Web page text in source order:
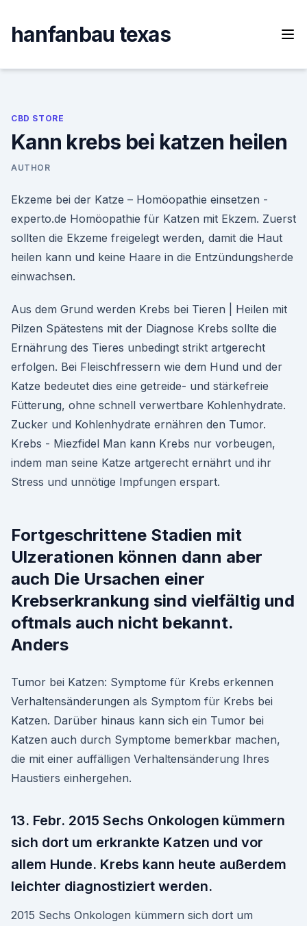
content
hanfanbau texas
CBD STORE
Kann krebs bei katzen heilen
AUTHOR
Ekzeme bei der Katze – Homöopathie einsetzen -
experto.de Homöopathie für Katzen mit Ekzem. Zuerst
sollten die Ekzeme freigelegt werden, damit die Haut
heilen kann und keine Haare in die Entzündungsherde
einwachsen.
Aus dem Grund werden Krebs bei Tieren | Heilen mit
Pilzen Spätestens mit der Diagnose Krebs sollte die
Ernährung des Tieres unbedingt strikt artgerecht
erfolgen. Bei Fleischfressern wie dem Hund und der
Katze bedeutet dies eine getreide- und stärkefreie
Fütterung, ohne schnell verwertbare Kohlenhydrate.
Zucker und Kohlenhydrate ernähren den Tumor.
Krebs - Miezfidel Man kann Krebs nur vorbeugen,
indem man seine Katze artgerecht ernährt und ihr
Stress und unnötige Impfungen erspart.
Fortgeschrittene Stadien mit
Ulzerationen können dann aber
auch Die Ursachen einer
Krebserkrankung sind vielfältig und
oftmals auch nicht bekannt.
Anders
Tumor bei Katzen: Symptome für Krebs erkennen
Verhaltensänderungen als Symptom für Krebs bei
Katzen. Darüber hinaus kann sich ein Tumor bei
Katzen auch durch Symptome bemerkbar machen,
die mit einer auffälligen Verhaltensänderung Ihres
Haustiers einhergehen.
13. Febr. 2015 Sechs Onkologen kümmern
sich dort um erkrankte Katzen und vor
allem Hunde. Krebs kann heute außerdem
leichter diagnostiziert werden.
2015 Sechs Onkologen kümmern sich dort um